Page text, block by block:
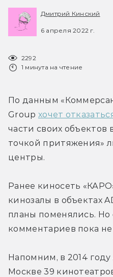
Дмитрий Кинский
6 апреля 2022 г.
2292
1 минута на чтение
По данным
Group хочет
части своих объектов
точкой притяжения»
центры.
Ранее киносеть
кинозалы в объектах
планы поменялись.
комментариев пока
Напомним, в 2014
Москве 39